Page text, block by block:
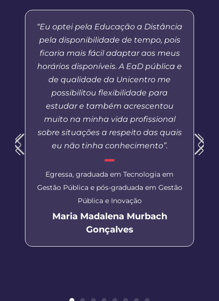
“Eu optei pela Educação a Distância
pela disponibilidade de tempo, pois
ficaria mais fácil adaptar aos meus
horários disponíveis. A EaD pública e
de qualidade da Unicentro me
possibilitou flexibilidade para
estudar e também acrescentou
muito na minha vida profissional
sobre situações a respeito das quais
eu não tinha conhecimento”.
Egressa, graduada em Tecnologia em
Gestão Pública e pós-graduada em Gestão
Pública e Inovação
Maria Madalena Murbach
Gonçalves